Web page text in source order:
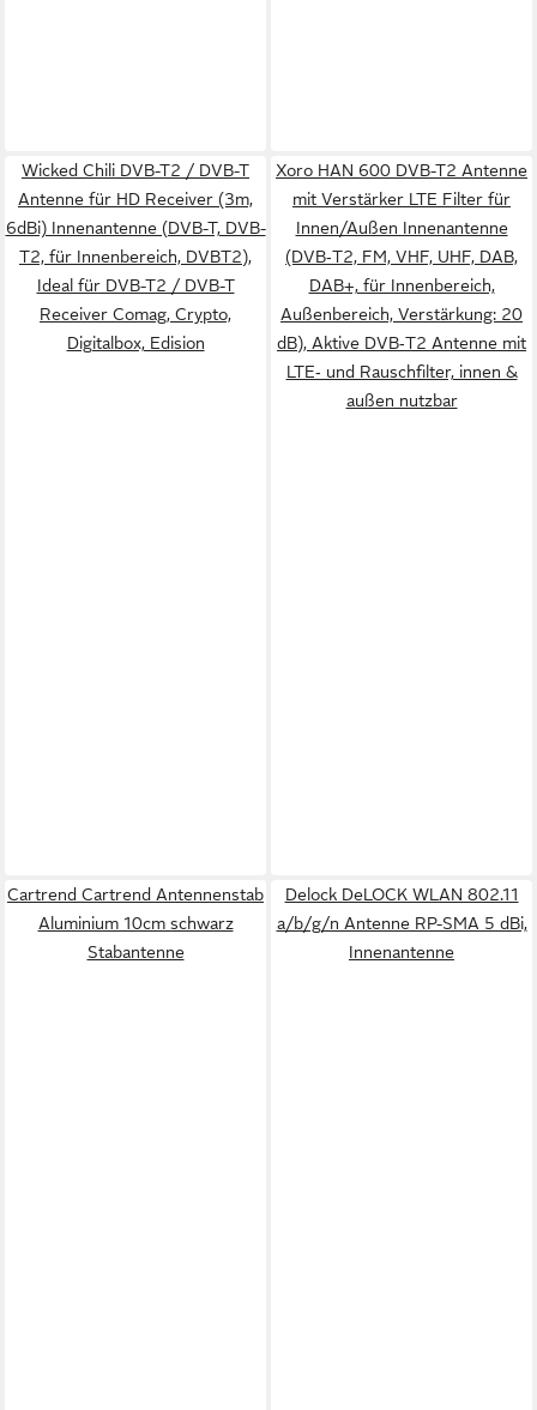
Wicked Chili DVB-T2 / DVB-T
Antenne für HD Receiver (3m,
6dBi) Innenantenne (DVB-T, DVB-
T2, für Innenbereich, DVBT2),
Ideal für DVB-T2 / DVB-T
Receiver Comag, Crypto,
Digitalbox, Edision
Xoro HAN 600 DVB-T2 Antenne
mit Verstärker LTE Filter für
Innen/Außen Innenantenne
(DVB‑T2, FM, VHF, UHF, DAB,
DAB+, für Innenbereich,
Außenbereich, Verstärkung: 20
dB), Aktive DVB‑T2 Antenne mit
LTE‑ und Rauschfilter, innen &
außen nutzbar
Cartrend Cartrend Antennenstab
Aluminium 10cm schwarz
Stabantenne
Delock DeLOCK WLAN 802.11
a/b/g/n Antenne RP-SMA 5 dBi,
Innenantenne